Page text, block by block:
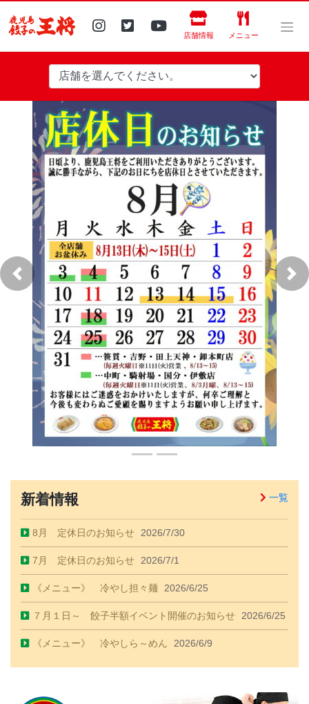
content
店舗情報 メニュー
Previous
新着情報 一覧
8月 定休日のお知らせ 2026/7/30
7月 定休日のお知らせ 2026/7/1
《メニュー》 冷やし担々麺 2026/6/25
７月１日～ 餃子半額イベント開催のお知らせ 2026/6/25
《メニュー》 冷やしら～めん 2026/6/9